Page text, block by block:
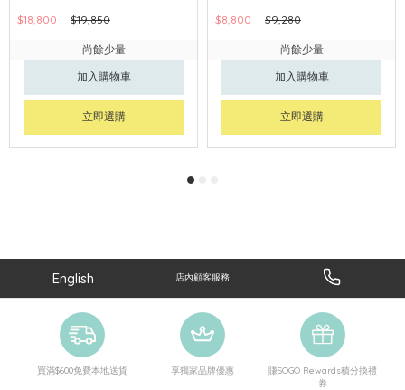
$18,800
$19,850
尚餘少量
加入購物車
立即選購
$8,800
$9,280
尚餘少量
加入購物車
立即選購
English 店內顧客服務
買滿$600免費本地送貨 享獨家品牌優惠
賺SOGO Rewards積分換禮
券